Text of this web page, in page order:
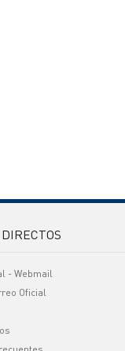
- Webmail
Oficial